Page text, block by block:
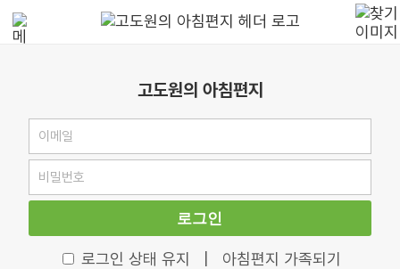
고도원의 아침편지
로그인
로그인 상태 유지 아침편지 가족되기